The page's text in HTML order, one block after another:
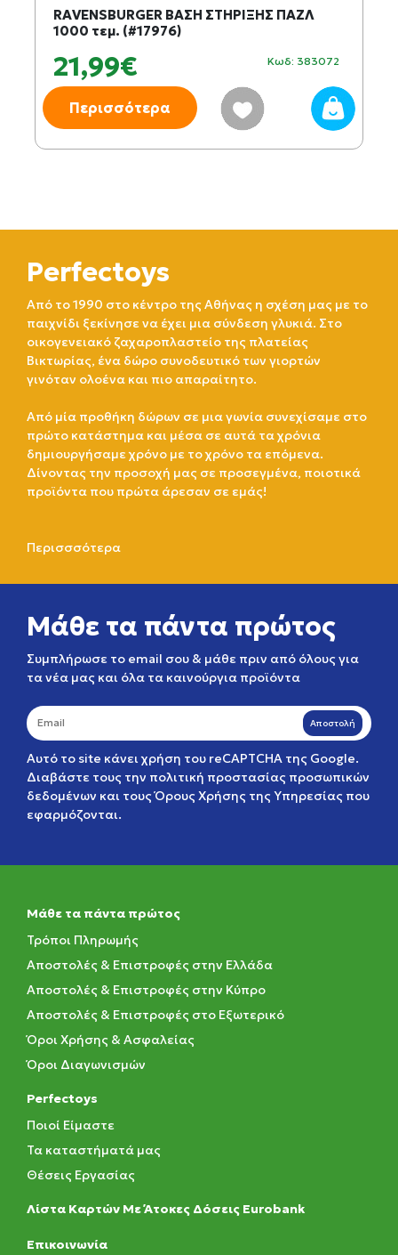
RAVENSBURGER ΒΑΣΗ ΣΤΗΡΙΞΗΣ ΠΑΖΛ
1000 τεμ. (#17976)
21,99€ Κωδ: 383072
Περισσότερα
Perfectoys
Από το 1990 στο κέντρο της Αθήνας η σχέση μας με το
παιχνίδι ξεκίνησε να έχει μια σύνδεση γλυκιά. Στο
οικογενειακό ζαχαροπλαστείο της πλατείας
Βικτωρίας, ένα δώρο συνοδευτικό των γιορτών
γινόταν ολοένα και πιο απαραίτητο.
Από μία προθήκη δώρων σε μια γωνία συνεχίσαμε στο
πρώτο κατάστημα και μέσα σε αυτά τα χρόνια
δημιουργήσαμε χρόνο με το χρόνο τα επόμενα.
Δίνοντας την προσοχή μας σε προσεγμένα, ποιοτικά
προϊόντα που πρώτα άρεσαν σε εμάς!
Περισσσότερα
Μάθε τα πάντα πρώτος
Συμπλήρωσε το email σου & μάθε πριν από όλους για
τα νέα μας και όλα τα καινούργια προϊόντα
Αποστολή
Αυτό το site κάνει χρήση του reCAPTCHA της Google.
Διαβάστε τους την πολιτική προστασίας προσωπικών
δεδομένων και τουςΌρους Χρήσης της Υπηρεσίας που
εφαρμόζονται.
Μάθε τα πάντα πρώτος
Τρόποι Πληρωμής
Αποστολές & Επιστροφές στην Ελλάδα
Αποστολές & Επιστροφές στην Κύπρο
Αποστολές & Επιστροφές στο Εξωτερικό
Όροι Χρήσης & Ασφαλείας
Όροι Διαγωνισμών
Perfectoys
Ποιοί Είμαστε
Τα καταστήματά μας
Θέσεις Εργασίας
Λίστα Καρτών Με Άτοκες Δόσεις Eurobank
Eπικοινωνία